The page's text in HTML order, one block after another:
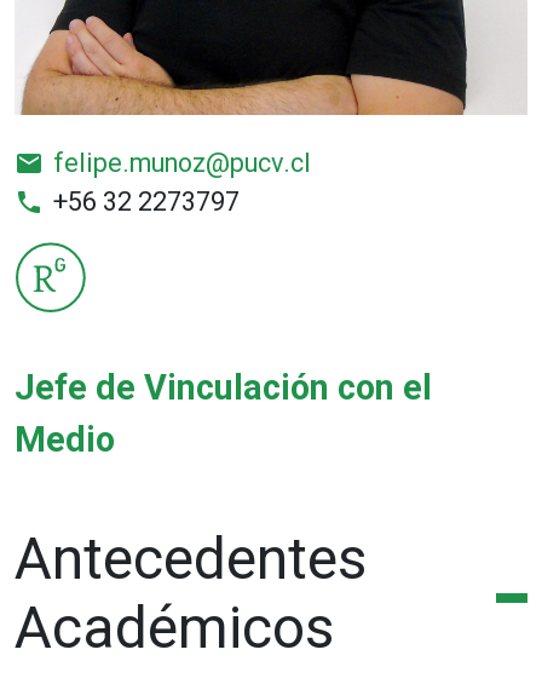
Jefe de Vinculación con el
Medio
Antecedentes
Académicos
email felipe.munoz@pucv.cl
phone +56 32 2273797